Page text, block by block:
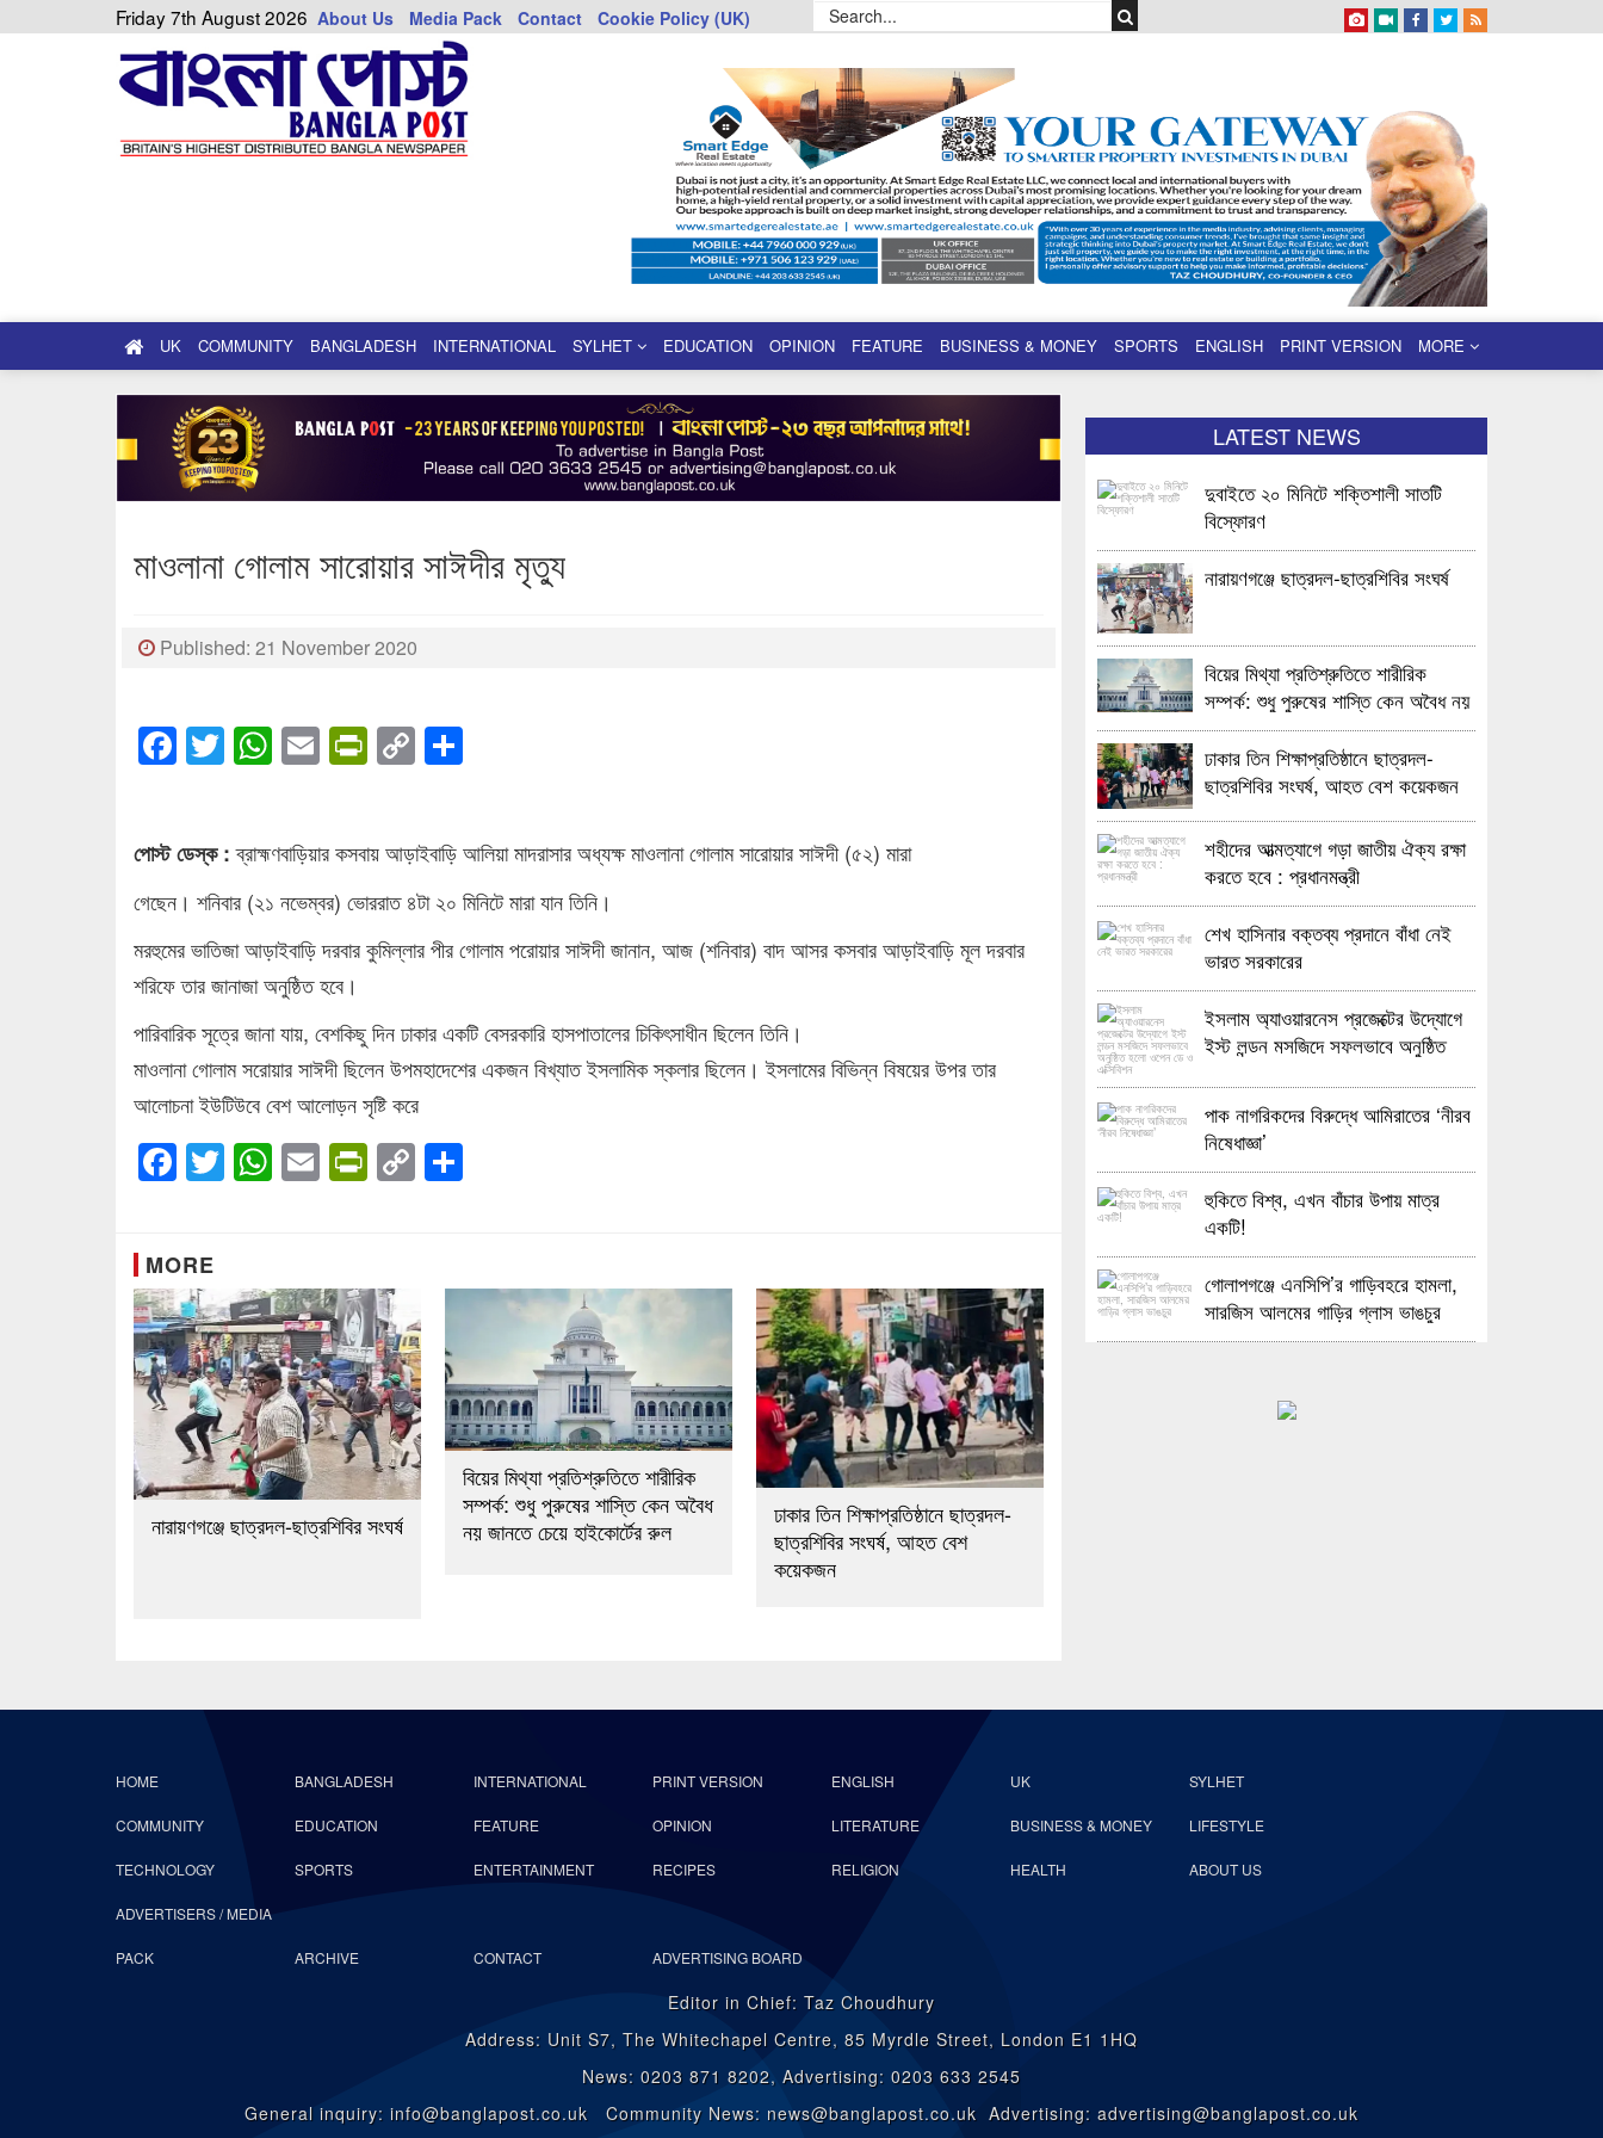
Friday 7th August 2026 About Us Media Pack Contact Cookie Policy (UK)
UK COMMUNITY BANGLADESH INTERNATIONAL SYLHET EDUCATION OPINION FEATURE BUSINESS & MONEY SPORTS ENGLISH PRINT VERSION MORE
মাওলানা গোলাম সারোয়ার সাঈদীর মৃত্যু
Published: 21 November 2020
Facebook
Twitter
WhatsApp
EmailPrintFriendly
Copy
Link
পোস্ট ডেস্ক :ব্রাহ্মণবাড়িয়ার কসবায় আড়াইবাড়ি আলিয়া মাদরাসার অধ্যক্ষ মাওলানা গোলাম সারোয়ার সাঈদী (৫২) মারা
গেছেন। শনিবার (২১ নভেম্বর) ভোররাত ৪টা ২০ মিনিটে মারা যান তিনি।
মরহুমের ভাতিজা আড়াইবাড়ি দরবার কুমিল্লার পীর গোলাম পরোয়ার সাঈদী জানান, আজ (শনিবার) বাদ আসর কসবার আড়াইবাড়ি মূল দরবার
শরিফে তার জানাজা অনুষ্ঠিত হবে।
পারিবারিক সূত্রে জানা যায়, বেশকিছু দিন ঢাকার একটি বেসরকারি হাসপাতালের চিকিৎসাধীন ছিলেন তিনি।
মাওলানা গোলাম সরোয়ার সাঈদী ছিলেন উপমহাদেশের একজন বিখ্যাত ইসলামিক স্কলার ছিলেন। ইসলামের বিভিন্ন বিষয়ের উপর তার
আলোচনা ইউটিউবে বেশ আলোড়ন সৃষ্টি করে
Facebook
Twitter
WhatsApp
EmailPrintFriendly
Copy
Link
MORE
নারায়ণগঞ্জে ছাত্রদল-ছাত্রশিবির সংঘর্ষ
বিয়ের মিথ্যা প্রতিশ্রুতিতে শারীরিক
সম্পর্ক: শুধু পুরুষের শাস্তি কেন অবৈধ
নয় জানতে চেয়ে হাইকোর্টের রুল
ঢাকার তিন শিক্ষাপ্রতিষ্ঠানে ছাত্রদল-
ছাত্রশিবির সংঘর্ষ, আহত বেশ
কয়েকজন
LATEST NEWS
দুবাইতে ২০ মিনিটে শক্তিশালী সাতটি
বিস্ফোরণ
নারায়ণগঞ্জে ছাত্রদল-ছাত্রশিবির সংঘর্ষ
বিয়ের মিথ্যা প্রতিশ্রুতিতে শারীরিক
সম্পর্ক: শুধু পুরুষের শাস্তি কেন অবৈধ নয়
জানতে চেয়ে হাইকোর্টের রুল
ঢাকার তিন শিক্ষাপ্রতিষ্ঠানে ছাত্রদল-
ছাত্রশিবির সংঘর্ষ, আহত বেশ কয়েকজন
শহীদের আত্মত্যাগে গড়া জাতীয় ঐক্য রক্ষা
করতে হবে : প্রধানমন্ত্রী
শেখ হাসিনার বক্তব্য প্রদানে বাঁধা নেই
ভারত সরকারের
ইসলাম অ্যাওয়ারনেস প্রজেক্টের উদ্যোগে
ইস্ট লন্ডন মসজিদে সফলভাবে অনুষ্ঠিত
পাক নাগরিকদের বিরুদ্ধে আমিরাতের ‘নীরব
নিষেধাজ্ঞা’
হুকিতে বিশ্ব, এখন বাঁচার উপায় মাত্র
একটি!
গোলাপগঞ্জে এনসিপি’র গাড়িবহরে হামলা,
সারজিস আলমের গাড়ির গ্লাস ভাঙচুর
HOME BANGLADESH INTERNATIONAL PRINT VERSION ENGLISH UK SYLHET
COMMUNITY EDUCATION FEATURE OPINION LITERATURE BUSINESS & MONEY LIFESTYLE
TECHNOLOGY SPORTS ENTERTAINMENT RECIPES RELIGION HEALTH ABOUT US
ADVERTISERS / MEDIA
PACK ARCHIVE CONTACT ADVERTISING BOARD
Editor in Chief: Taz Choudhury
Address: Unit S7, The Whitechapel Centre, 85 Myrdle Street, London E1 1HQ
News: 0203 871 8202, Advertising: 0203 633 2545
General inquiry: info@banglapost.co.uk Community News: news@banglapost.co.uk Advertising: advertising@banglapost.co.uk